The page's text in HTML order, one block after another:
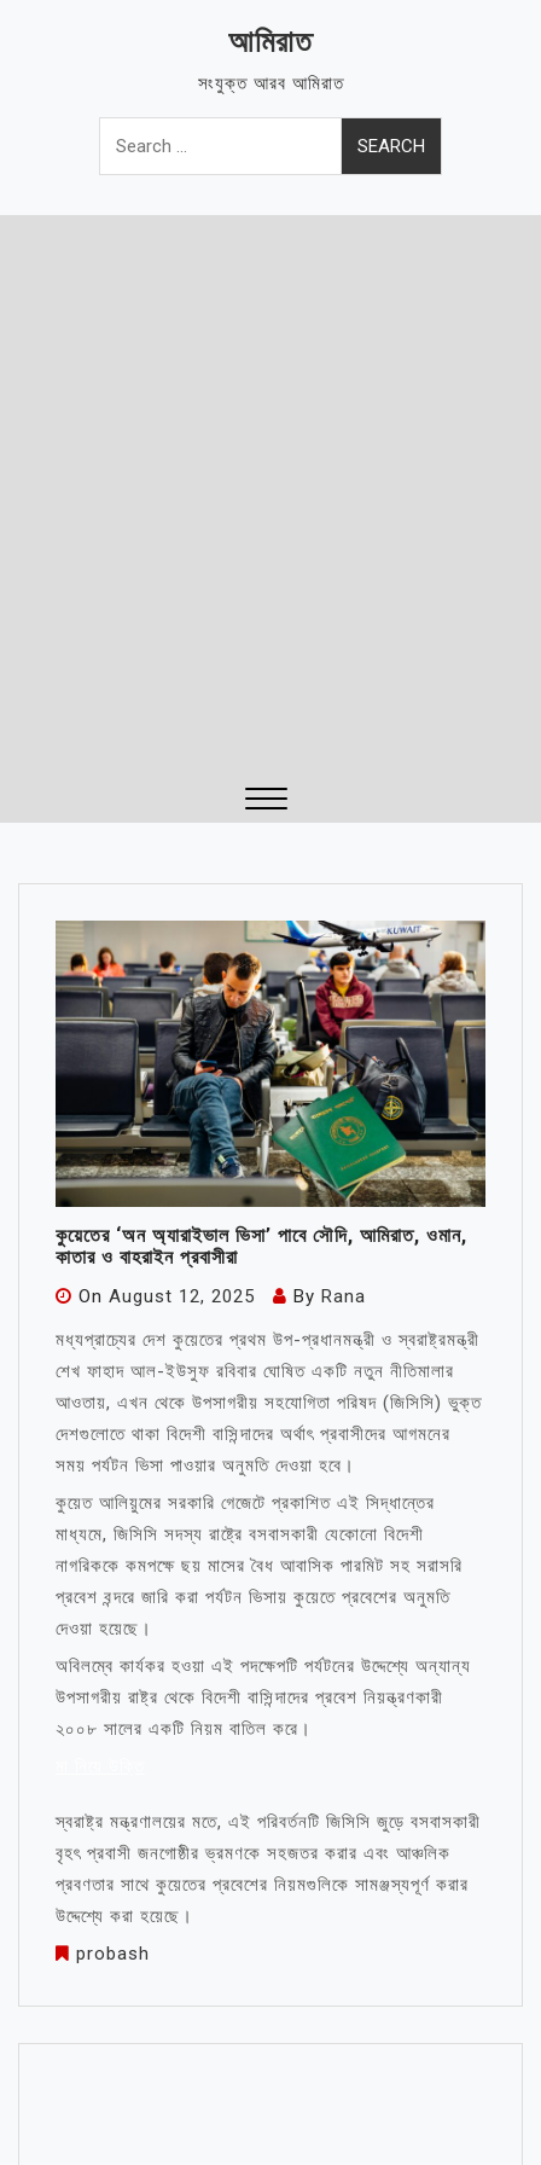
আমিরাত
সংযুক্ত আরব আমিরাত
Search
for:
কুয়েতের ‘অন অ্যারাইভাল ভিসা’ পাবে সৌদি, আমিরাত, ওমান,
কাতার ও বাহরাইন প্রবাসীরা
On August 12, 2025 By Rana
মধ্যপ্রাচ্যের দেশ কুয়েতের প্রথম উপ-প্রধানমন্ত্রী ও স্বরাষ্ট্রমন্ত্রী
শেখ ফাহাদ আল-ইউসুফ রবিবার ঘোষিত একটি নতুন নীতিমালার
আওতায়, এখন থেকে উপসাগরীয় সহযোগিতা পরিষদ (জিসিসি) ভুক্ত
দেশগুলোতে থাকা বিদেশী বাসিন্দাদের অর্থাৎ প্রবাসীদের আগমনের
সময় পর্যটন ভিসা পাওয়ার অনুমতি দেওয়া হবে।
কুয়েত আলিয়ুমের সরকারি গেজেটে প্রকাশিত এই সিদ্ধান্তের
মাধ্যমে, জিসিসি সদস্য রাষ্ট্রে বসবাসকারী যেকোনো বিদেশী
নাগরিককে কমপক্ষে ছয় মাসের বৈধ আবাসিক পারমিট সহ সরাসরি
প্রবেশ বন্দরে জারি করা পর্যটন ভিসায় কুয়েতে প্রবেশের অনুমতি
দেওয়া হয়েছে।
অবিলম্বে কার্যকর হওয়া এই পদক্ষেপটি পর্যটনের উদ্দেশ্যে অন্যান্য
উপসাগরীয় রাষ্ট্র থেকে বিদেশী বাসিন্দাদের প্রবেশ নিয়ন্ত্রণকারী
২০০৮ সালের একটি নিয়ম বাতিল করে।
স্বরাষ্ট্র মন্ত্রণালয়ের মতে, এই পরিবর্তনটি জিসিসি জুড়ে বসবাসকারী
বৃহৎ প্রবাসী জনগোষ্ঠীর ভ্রমণকে সহজতর করার এবং আঞ্চলিক
প্রবণতার সাথে কুয়েতের প্রবেশের নিয়মগুলিকে সামঞ্জস্যপূর্ণ করার
উদ্দেশ্যে করা হয়েছে।
probash